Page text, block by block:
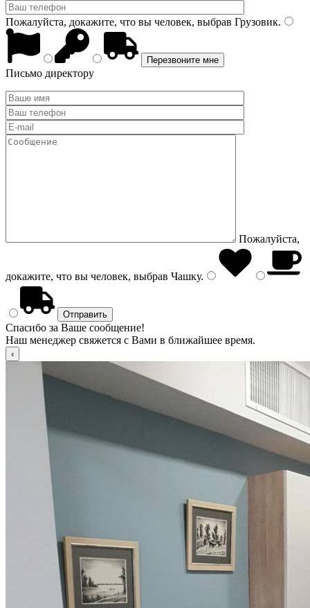
Пожалуйста, докажите, что вы человек, выбрав Грузовик.
Письмо директору
Пожалуйста,
докажите, что вы человек, выбрав Чашку.
Спасибо за Ваше сообщение!
Наш менеджер свяжется с Вами в ближайшее время.